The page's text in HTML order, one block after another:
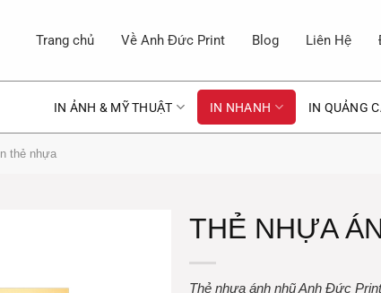
Trang chủ Về Anh Đức Print Blog Liên Hệ
IN ẢNH & MỸ THUẬT IN NHANH IN QUẢNG
In thẻ nhựa
THẺ NHỰA
Thẻ nhựa ánh nhũ Anh Đức